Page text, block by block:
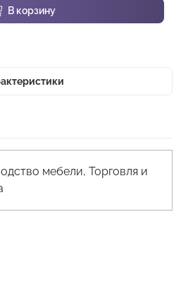
В корзину
мебели, Торговля и